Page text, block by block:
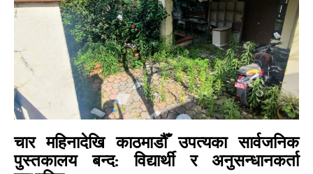
चार महिनादेखि काठमाडौँ उपत्यका सार्वजनिक
पुस्तकालय बन्द: विद्यार्थी र अनुसन्धानकर्ता